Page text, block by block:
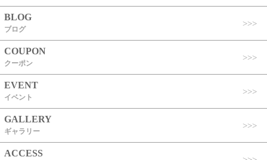
BLOG
ブログ
COUPON
クーポン
EVENT
イベント
GALLERY
ギャラリー
ACCESS